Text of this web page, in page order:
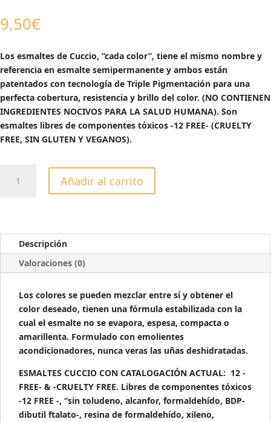
9,50€
Los esmaltes de Cuccio, “cada color”, tiene el mismo nombre y
referencia en esmalte semipermanente y ambos están
patentados con tecnología de Triple Pigmentación para una
perfecta cobertura, resistencia y brillo del color. (NO CONTIENEN
INGREDIENTES NOCIVOS PARA LA SALUD HUMANA). Son
esmaltes libres de componentes tóxicos -12 FREE- (CRUELTY
FREE, SIN GLUTEN Y VEGANOS).
CUCCIO
SHANGHAI
-13ML
Añadir al carrito
Descripción
Valoraciones (0)
Los colores se pueden mezclar entre sí y obtener el
color deseado, tienen una fórmula estabilizada con la
cual el esmalte no se evapora, espesa, compacta o
amarillenta. Formulado con emolientes
acondicionadores, nunca veras las uñas deshidratadas.
ESMALTES CUCCIO CON CATALOGACIÓN ACTUAL: 12 -
FREE- & -CRUELTY FREE. Libres de componentes tóxicos
-12 FREE -, “sin toludeno, alcanfor, formaldehído, BDP-
dibutil ftalato-, resina de formaldehído, xileno,